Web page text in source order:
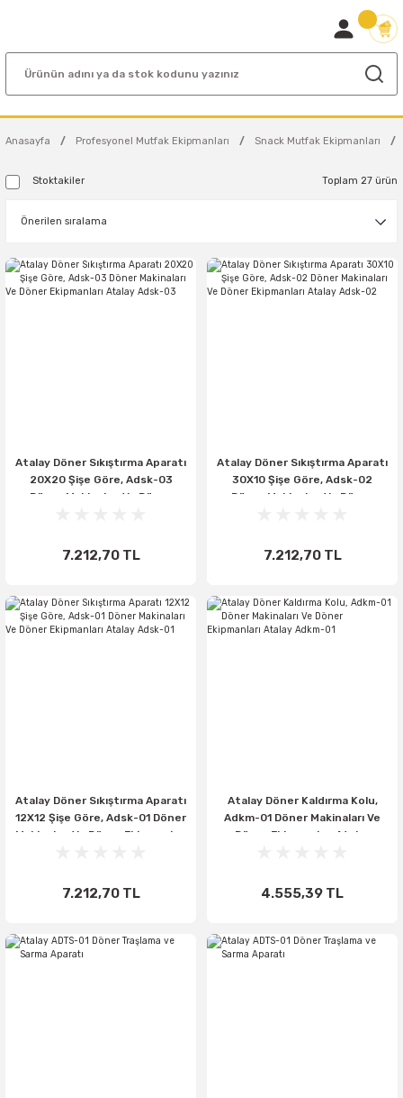
Anasayfa Profesyonel Mutfak Ekipmanları Snack Mutfak Ekipmanları
Stoktakiler Toplam 27 ürün
Atalay Döner Sıkıştırma Aparatı
20X20 Şişe Göre, Adsk-03
Döner Makinaları Ve Döner
7.212,70 TL
Atalay Döner Sıkıştırma Aparatı
30X10 Şişe Göre, Adsk-02
Döner Makinaları Ve Döner
7.212,70 TL
Atalay Döner Sıkıştırma Aparatı
12X12 Şişe Göre, Adsk-01 Döner
Makinaları Ve Döner Ekipmanları
7.212,70 TL
Atalay Döner Kaldırma Kolu,
Adkm-01 Döner Makinaları Ve
Döner Ekipmanları Atalay
4.555,39 TL